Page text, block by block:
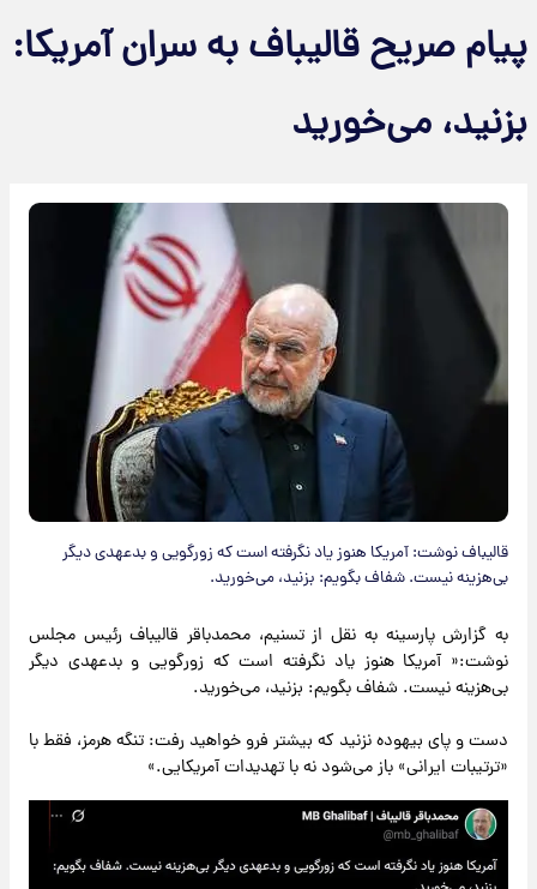
پیام صریح قالیباف به سران آمریکا:
بزنید، می‌خورید
قالیباف نوشت: آمریکا هنوز یاد نگرفته است که زورگویی و بدعهدی دیگر
بی‌هزینه نیست. شفاف بگویم: بزنید، می‌خورید.
به گزارش پارسینه به نقل از تسنیم، محمدباقر قالیباف رئیس‌ مجلس
نوشت:« آمریکا هنوز یاد نگرفته است که زورگویی و بدعهدی دیگر
بی‌هزینه نیست. شفاف بگویم: بزنید، می‌خورید.
دست و پای بیهوده نزنید که بیشتر فرو خواهید رفت: تنگه هرمز، فقط با
«ترتیبات ایرانی» باز می‌شود نه با تهدیدات آمریکایی.»